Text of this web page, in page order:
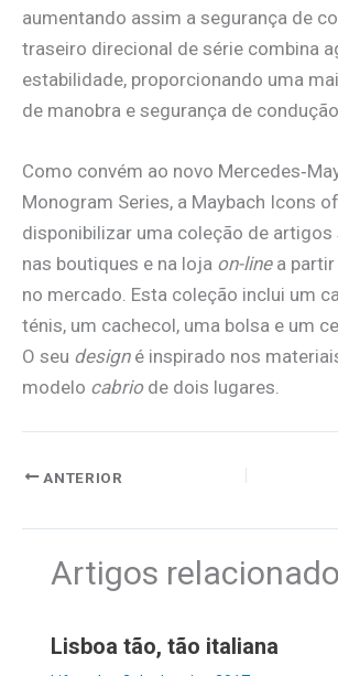
aumentando assim a segurança de
traseiro direcional de série combina
estabilidade, proporcionando uma
de manobra e segurança de
Como convém ao novo
Monogram Series, a Maybach Icons
disponibilizar uma coleção de
nas boutiques e na loja on-linea partir
no mercado. Esta coleção inclui um
ténis, um cachecol, uma bolsa e um
O seu designé inspirado nos
modelo cabriode dois lugares.
ANTERIOR
Artigos
Lisboa tão, tão italiana